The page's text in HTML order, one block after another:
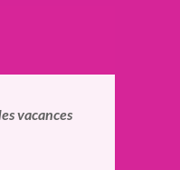
vacances